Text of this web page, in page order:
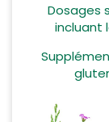
Dosages
incluant